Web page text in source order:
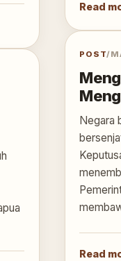
Read
POST/
Negara
Read